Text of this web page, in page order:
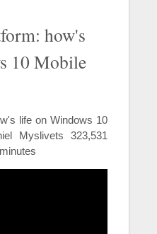
how's
10 Mobile
life on Windows 10
Myslivets 323,531